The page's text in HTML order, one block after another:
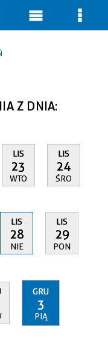
Z DNIA:
LIS
23
WTO
LIS
24
ŚRO
LIS
28
NIE
LIS
29
PON
GRU
3
PIĄ
Menu Menu